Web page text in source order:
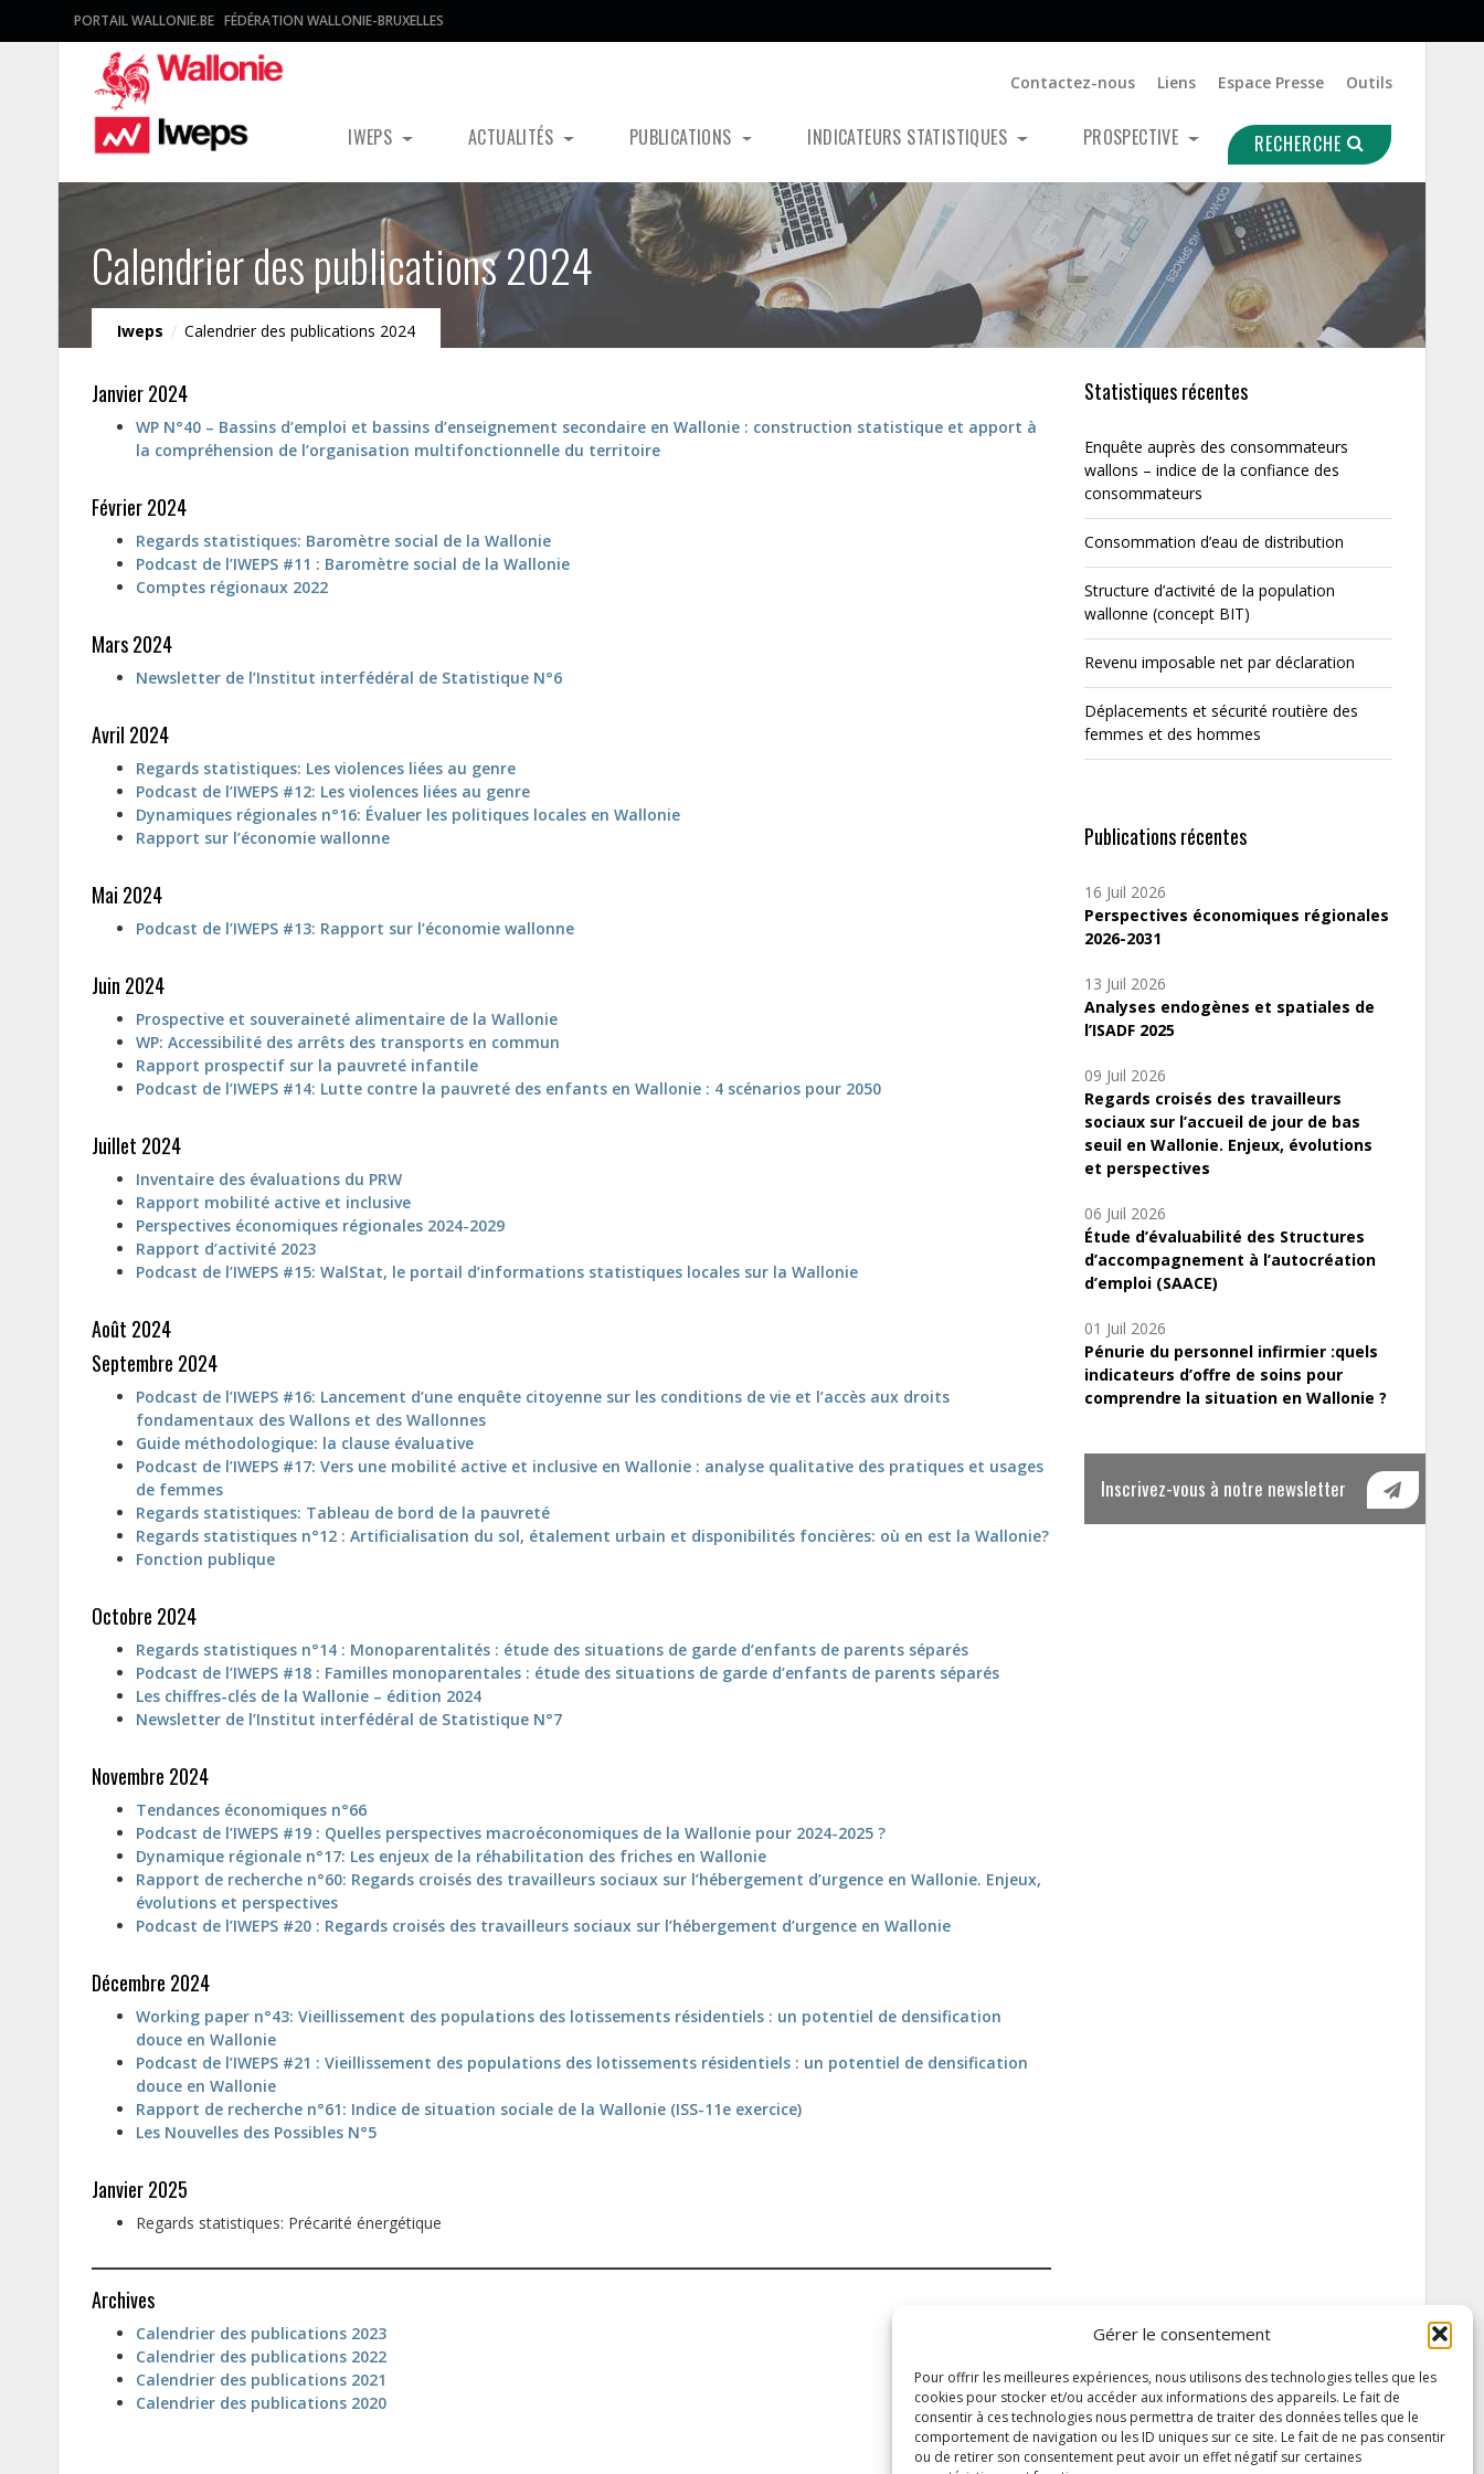
Gérer le consentement
Pour offrir les meilleures expériences, nous utilisons des technologies telles que les
cookies pour stocker et/ou accéder aux informations des appareils. Le fait de
consentir à ces technologies nous permettra de traiter des données telles que le
comportement de navigation ou les ID uniques sur ce site. Le fait de ne pas consentir
ou de retirer son consentement peut avoir un effet négatif sur certaines
PORTAIL WALLONIE.BE FÉDÉRATION WALLONIE-BRUXELLES
Contactez-nous Liens Espace Presse Outils
IWEPS ACTUALITÉS PUBLICATIONS INDICATEURS STATISTIQUES PROSPECTIVE RECHERCHE
Calendrier des publications 2024
Iweps / Calendrier des publications 2024
Janvier 2024
WP N°40 – Bassins d’emploi et bassins d’enseignement secondaire en Wallonie : construction statistique et apport à
la compréhension de l’organisation multifonctionnelle du territoire
Février 2024
Regards statistiques: Baromètre social de la Wallonie
Podcast de l’IWEPS #11 : Baromètre social de la Wallonie
Comptes régionaux 2022
Mars 2024
Newsletter de l’Institut interfédéral de Statistique N°6
Avril 2024
Regards statistiques: Les violences liées au genre
Podcast de l’IWEPS #12: Les violences liées au genre
Dynamiques régionales n°16: Évaluer les politiques locales en Wallonie
Rapport sur l’économie wallonne
Mai 2024
Podcast de l’IWEPS #13: Rapport sur l’économie wallonne
Juin 2024
Prospective et souveraineté alimentaire de la Wallonie
WP: Accessibilité des arrêts des transports en commun
Rapport prospectif sur la pauvreté infantile
Podcast de l’IWEPS #14: Lutte contre la pauvreté des enfants en Wallonie : 4 scénarios pour 2050
Juillet 2024
Inventaire des évaluations du PRW
Rapport mobilité active et inclusive
Perspectives économiques régionales 2024-2029
Rapport d’activité 2023
Podcast de l’IWEPS #15: WalStat, le portail d’informations statistiques locales sur la Wallonie
Août 2024
Septembre 2024
Podcast de l’IWEPS #16: Lancement d’une enquête citoyenne sur les conditions de vie et l’accès aux droits
fondamentaux des Wallons et des Wallonnes
Guide méthodologique: la clause évaluative
Podcast de l’IWEPS #17: Vers une mobilité active et inclusive en Wallonie : analyse qualitative des pratiques et usages
de femmes
Regards statistiques: Tableau de bord de la pauvreté
Regards statistiques n°12 : Artificialisation du sol, étalement urbain et disponibilités foncières: où en est la Wallonie?
Fonction publique
Octobre 2024
Regards statistiques n°14 : Monoparentalités : étude des situations de garde d’enfants de parents séparés
Podcast de l’IWEPS #18 : Familles monoparentales : étude des situations de garde d’enfants de parents séparés
Les chiffres-clés de la Wallonie – édition 2024
Newsletter de l’Institut interfédéral de Statistique N°7
Novembre 2024
Tendances économiques n°66
Podcast de l’IWEPS #19 : Quelles perspectives macroéconomiques de la Wallonie pour 2024-2025 ?
Dynamique régionale n°17: Les enjeux de la réhabilitation des friches en Wallonie
Rapport de recherche n°60: Regards croisés des travailleurs sociaux sur l’hébergement d’urgence en Wallonie. Enjeux,
évolutions et perspectives
Podcast de l’IWEPS #20 : Regards croisés des travailleurs sociaux sur l’hébergement d’urgence en Wallonie
Décembre 2024
Working paper n°43: Vieillissement des populations des lotissements résidentiels : un potentiel de densification
douce en Wallonie
Podcast de l’IWEPS #21 : Vieillissement des populations des lotissements résidentiels : un potentiel de densification
douce en Wallonie
Rapport de recherche n°61: Indice de situation sociale de la Wallonie (ISS-11e exercice)
Les Nouvelles des Possibles N°5
Janvier 2025
Regards statistiques: Précarité énergétique
Archives
Calendrier des publications 2023
Calendrier des publications 2022
Calendrier des publications 2021
Calendrier des publications 2020
Statistiques récentes
Enquête auprès des consommateurs
wallons – indice de la confiance des
consommateurs
Consommation d’eau de distribution
Structure d’activité de la population
wallonne (concept BIT)
Revenu imposable net par déclaration
Déplacements et sécurité routière des
femmes et des hommes
Publications récentes
16 Juil 2026
Perspectives économiques régionales
2026-2031
13 Juil 2026
Analyses endogènes et spatiales de
l’ISADF 2025
09 Juil 2026
Regards croisés des travailleurs
sociaux sur l’accueil de jour de bas
seuil en Wallonie. Enjeux, évolutions
et perspectives
06 Juil 2026
Étude d’évaluabilité des Structures
d’accompagnement à l’autocréation
d’emploi (SAACE)
01 Juil 2026
Pénurie du personnel infirmier :quels
indicateurs d’offre de soins pour
comprendre la situation en Wallonie ?
Inscrivez-vous à notre newsletter